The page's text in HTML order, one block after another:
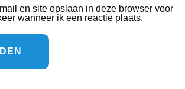
en site opslaan in deze browser voor
wanneer ik een reactie plaats.